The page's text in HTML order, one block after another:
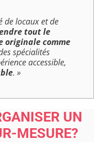
de locaux et de
tout le
originale comme
spécialités
accessible,
. »
UN
MESURE?